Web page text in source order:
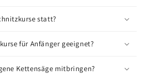
statt?
für Anfänger geeignet?
Kettensäge mitbringen?